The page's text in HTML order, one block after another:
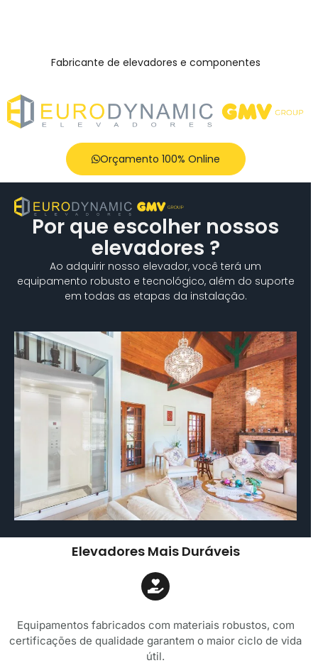
Fabricante de elevadores e componentes
Orçamento 100% Online
Por que escolher nossos
elevadores ?
Ao adquirir nosso elevador, você terá um
equipamento robusto e tecnológico, além do suporte
em todas as etapas da instalação.
Elevadores Mais Duráveis
Equipamentos fabricados com materiais robustos, com
certificações de qualidade garantem o maior ciclo de vida
útil.